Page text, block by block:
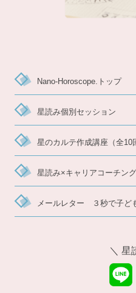
Nano-Horoscope.トップ
星読み個別セッション
星のカルテ作成講座（全10
星読み×キャリアコーチン
メールレター ３秒で子ど
＼ 星